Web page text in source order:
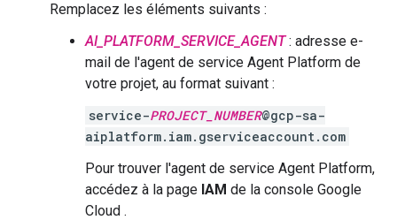
Remplacez les éléments suivants :
AI_PLATFORM_SERVICE_AGENT: adresse e-
mail de l'agent de service Agent Platform de
votre projet, au format suivant :
service-PROJECT_NUMBER@gcp-sa-
aiplatform.iam.gserviceaccount.com
Pour trouver l'agent de service Agent Platform,
accédez à la page IAM de la console Google
Cloud .